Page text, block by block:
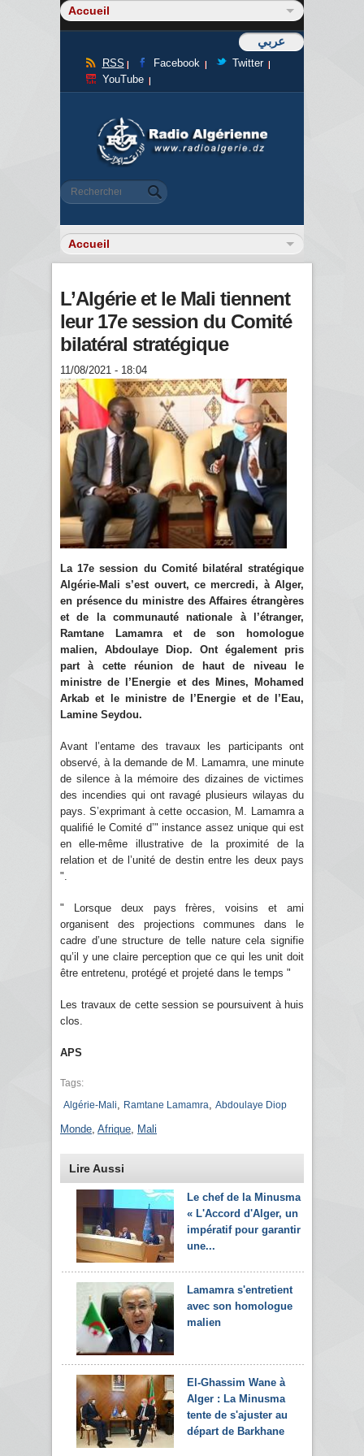
عربي
RSS Facebook
Twitter
YouTube
Formulaire de recherche
Rechercher
L’Algérie et le Mali tiennent
leur 17e session du Comité
bilatéral stratégique
11/08/2021 - 18:04
La 17e session du Comité bilatéral stratégique
Algérie-Mali s’est ouvert, ce mercredi, à Alger,
en présence du ministre des Affaires étrangères
et de la communauté nationale à l’étranger,
Ramtane Lamamra et de son homologue
malien, Abdoulaye Diop. Ont également pris
part à cette réunion de haut de niveau le
ministre de l’Energie et des Mines, Mohamed
Arkab et le ministre de l’Energie et de l’Eau,
Lamine Seydou.
Avant l’entame des travaux les participants ont
observé, à la demande de M. Lamamra, une minute
de silence à la mémoire des dizaines de victimes
des incendies qui ont ravagé plusieurs wilayas du
pays. S’exprimant à cette occasion, M. Lamamra a
qualifié le Comité d’" instance assez unique qui est
en elle-même illustrative de la proximité de la
relation et de l’unité de destin entre les deux pays
".
" Lorsque deux pays frères, voisins et ami
organisent des projections communes dans le
cadre d’une structure de telle nature cela signifie
qu’il y une claire perception que ce qui les unit doit
être entretenu, protégé et projeté dans le temps "
Les travaux de cette session se poursuivent à huis
clos.
APS
Tags:
Algérie-Mali
Ramtane Lamamra Abdoulaye Diop
Monde Afrique Mali
Lire Aussi
Le chef de la Minusma :
« L'Accord d'Alger, un
impératif pour garantir
une...
Lamamra s'entretient
avec son homologue
malien
El-Ghassim Wane à
Alger : La Minusma
tente de s'ajuster au
départ de Barkhane